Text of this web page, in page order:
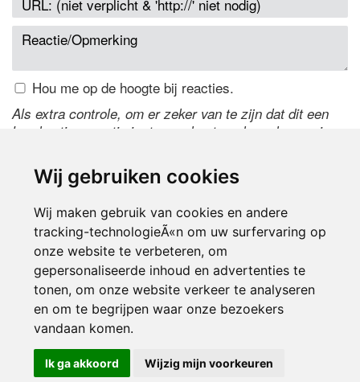
Wij gebruiken cookies
Wij maken gebruik van cookies en andere
tracking-technologieÃ«n om uw surfervaring op
onze website te verbeteren, om
gepersonaliseerde inhoud en advertenties te
tonen, om onze website verkeer te analyseren
en om te begrijpen waar onze bezoekers
vandaan komen.
Ik ga akkoord Wijzig mijn voorkeuren
Hou me op de hoogte bij reacties.
Als extra controle, om er zeker van te zijn dat dit een
handmatige reactie is, typ onderstaande code over in
de code te wijzigen.
© 2000-2026 UFE Media:Managersonline.nl|Brisk magazine